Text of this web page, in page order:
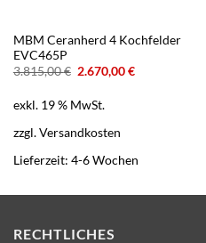
MBM Ceranherd 4 Kochfelder
EVC465P
3.815,00€ Ursprünglicher
3.815,00 €
2.670,00€Aktueller
exkl. 19 % MwSt.
zzgl.Versandkosten
Lieferzeit: 4-6 Wochen
RECHTLICHES